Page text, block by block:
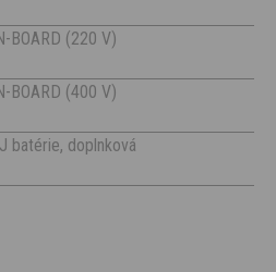
BOARD (220 V)
BOARD (400 V)
batérie, doplnková